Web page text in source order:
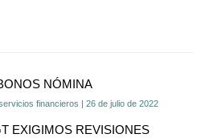
NÓMINA
financieros | 26 de julio de 2022
EXIGIMOS REVISIONES